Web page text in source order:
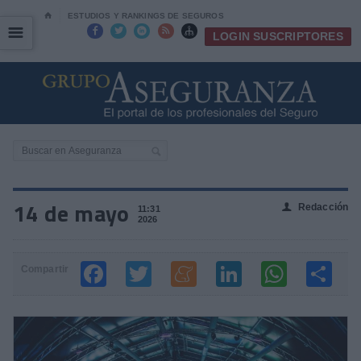
⌂ ESTUDIOS Y RANKINGS DE SEGUROS
     LOGIN SUSCRIPTORES
☰
☰
14 de mayo
11:31
2026
👤 Redacción